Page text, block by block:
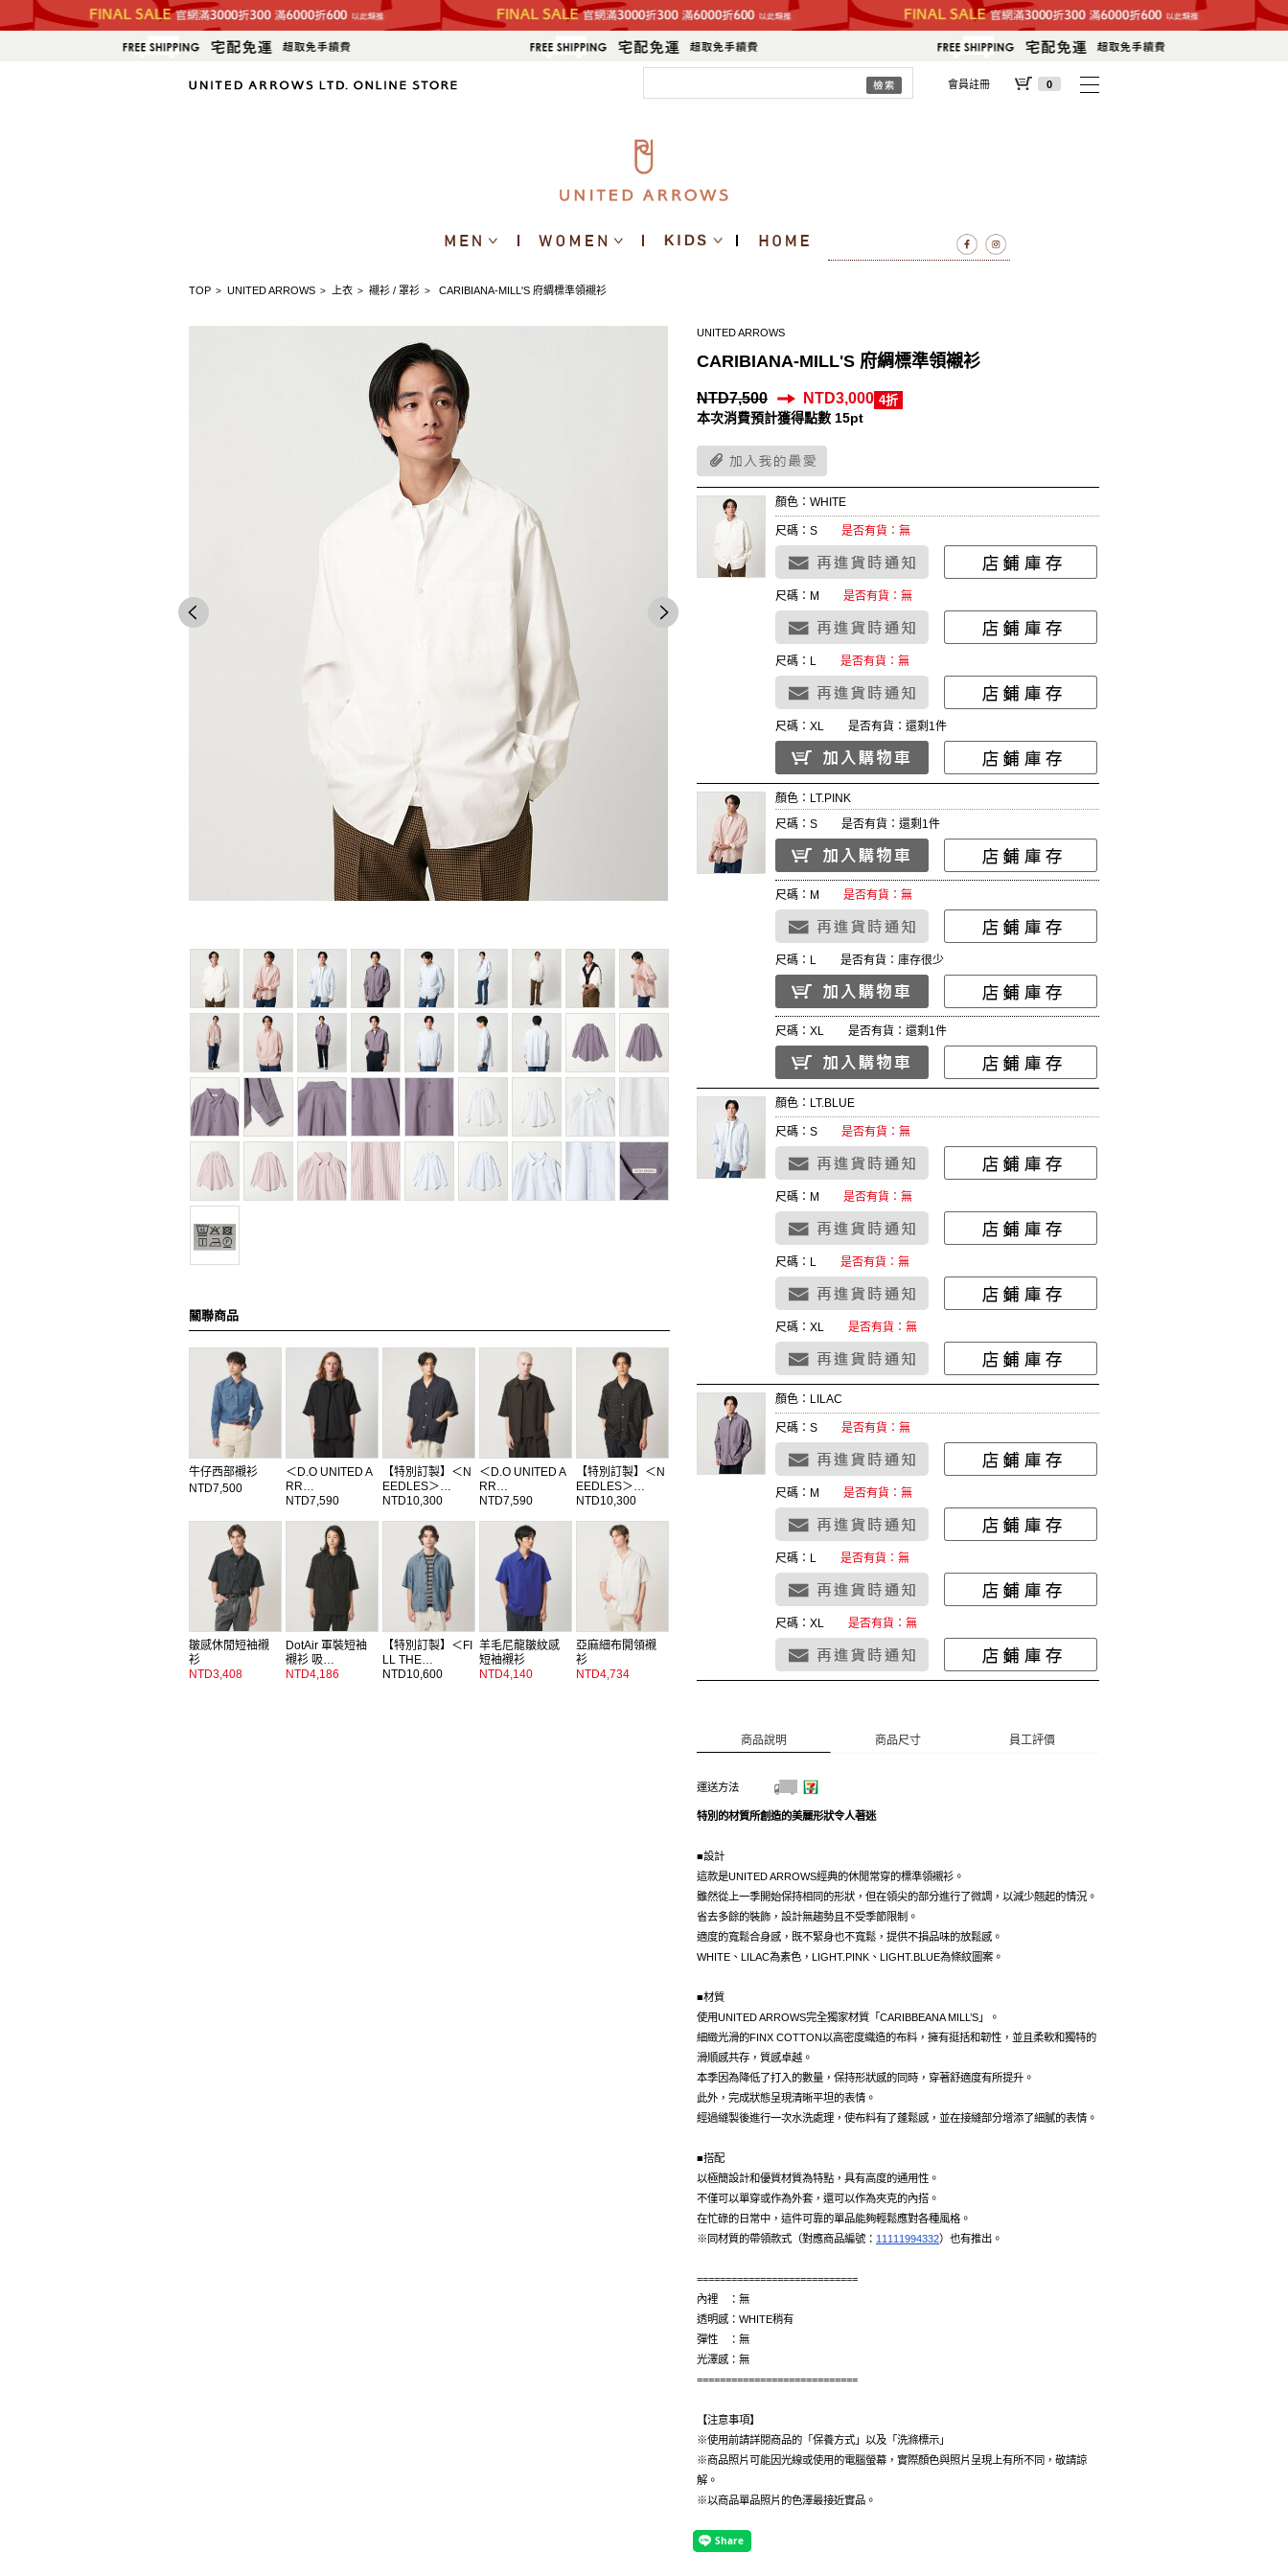
會員註冊 0
TOP > UNITED ARROWS > 上衣 > 襯衫 / 罩衫 > CARIBIANA-MILL'S 府綢標準領襯衫
關聯商品
牛仔西部襯衫
NTD7,500
＜D.O UNITED A
RR…
NTD7,590
【特別訂製】＜N
EEDLES＞…
NTD10,300
＜D.O UNITED A
RR…
NTD7,590
【特別訂製】＜N
EEDLES＞…
NTD10,300
皺感休閒短袖襯
衫
NTD3,408
DotAir 軍裝短袖
襯衫 吸…
NTD4,186
【特別訂製】＜FI
LL THE…
NTD10,600
羊毛尼龍皺紋感
短袖襯衫
NTD4,140
亞麻細布開領襯
衫
NTD4,734
UNITED ARROWS
CARIBIANA-MILL'S 府綢標準領襯衫
NTD7,500 NTD3,000 4折
本次消費預計獲得點數 15pt
顏色：WHITE
尺碼：S 是否有貨：無
尺碼：M 是否有貨：無
尺碼：L 是否有貨：無
尺碼：XL 是否有貨：還剩1件
顏色：LT.PINK
尺碼：S
是否有貨：還剩1件
尺碼：M 是否有貨：無
尺碼：L 是否有貨：庫存很少
尺碼：XL 是否有貨：還剩1件
顏色：LT.BLUE
尺碼：S 是否有貨：無
尺碼：M 是否有貨：無
尺碼：L 是否有貨：無
尺碼：XL 是否有貨：無
顏色：LILAC
尺碼：S 是否有貨：無
尺碼：M 是否有貨：無
尺碼：L 是否有貨：無
尺碼：XL 是否有貨：無
商品說明 商品尺寸 員工評價
運送方法
特別的材質所創造的美麗形狀令人著迷
■設計
這款是UNITED ARROWS經典的休閒常穿的標準領襯衫。
雖然從上一季開始保持相同的形狀，但在領尖的部分進行了微調，以減少翹起的情況。
省去多餘的裝飾，設計無趨勢且不受季節限制。
適度的寬鬆合身感，既不緊身也不寬鬆，提供不損品味的放鬆感。
WHITE、LILAC為素色，LIGHT.PINK、LIGHT.BLUE為條紋圖案。
■材質
使用UNITED ARROWS完全獨家材質「CARIBBEANA MILL’S」。
細緻光滑的FINX COTTON以高密度織造的布料，擁有挺括和韌性，並且柔軟和獨特的
滑順感共存，質感卓越。
本季因為降低了打入的數量，保持形狀感的同時，穿著舒適度有所提升。
此外，完成狀態呈現清晰平坦的表情。
經過縫製後進行一次水洗處理，使布料有了蓬鬆感，並在接縫部分增添了細膩的表情。
■搭配
以極簡設計和優質材質為特點，具有高度的通用性。
不僅可以單穿或作為外套，還可以作為夾克的內搭。
在忙碌的日常中，這件可靠的單品能夠輕鬆應對各種風格。
※同材質的帶領款式（對應商品編號： 11111994332）也有推出。
============================
內裡 ：無
透明感：WHITE稍有
彈性 ：無
光澤感：無
============================
【注意事項】
※使用前請詳閱商品的「保養方式」以及「洗滌標示」
※商品照片可能因光線或使用的電腦螢幕，實際顏色與照片呈現上有所不同，敬請諒
解。
※以商品單品照片的色澤最接近實品。